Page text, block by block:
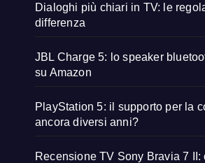
Dialoghi più chiari in TV: le
differenza
JBL Charge 5: lo speaker
su Amazon
PlayStation 5: il supporto per la
ancora diversi anni?
Recensione TV Sony Bravia 7 II: